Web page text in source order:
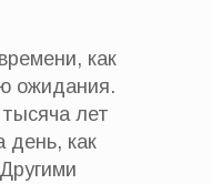
как
ожидания.
лет
день, как